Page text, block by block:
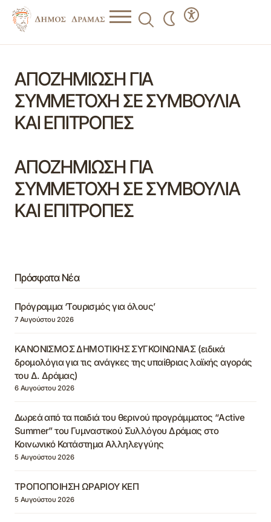
ΑΠΟΖΗΜΙΩΣΗ ΓΙΑ
ΣΥΜΜΕΤΟΧΗ ΣΕ ΣΥΜΒΟΥΛΙΑ
ΚΑΙ ΕΠΙΤΡΟΠΕΣ
ΑΠΟΖΗΜΙΩΣΗ ΓΙΑ
ΣΥΜΜΕΤΟΧΗ ΣΕ ΣΥΜΒΟΥΛΙΑ
ΚΑΙ ΕΠΙΤΡΟΠΕΣ
Πρόσφατα Νέα
Πρόγραμμα ‘Τουρισμός για όλους’
7 Αυγούστου 2026
ΚΑΝΟΝΙΣΜΟΣ ΔΗΜΟΤΙΚΗΣ ΣΥΓΚΟΙΝΩΝΙΑΣ (ειδικά
δρομολόγια για τις ανάγκες της υπαίθριας λαϊκής αγοράς
του Δ. Δράμας)
6 Αυγούστου 2026
Δωρεά από τα παιδιά του θερινού προγράμματος “Active
Summer” του Γυμναστικού Συλλόγου Δράμας στο
Κοινωνικό Κατάστημα Αλληλεγγύης
5 Αυγούστου 2026
ΤΡΟΠΟΠΟΙΗΣΗ ΩΡΑΡΙΟΥ ΚΕΠ
5 Αυγούστου 2026